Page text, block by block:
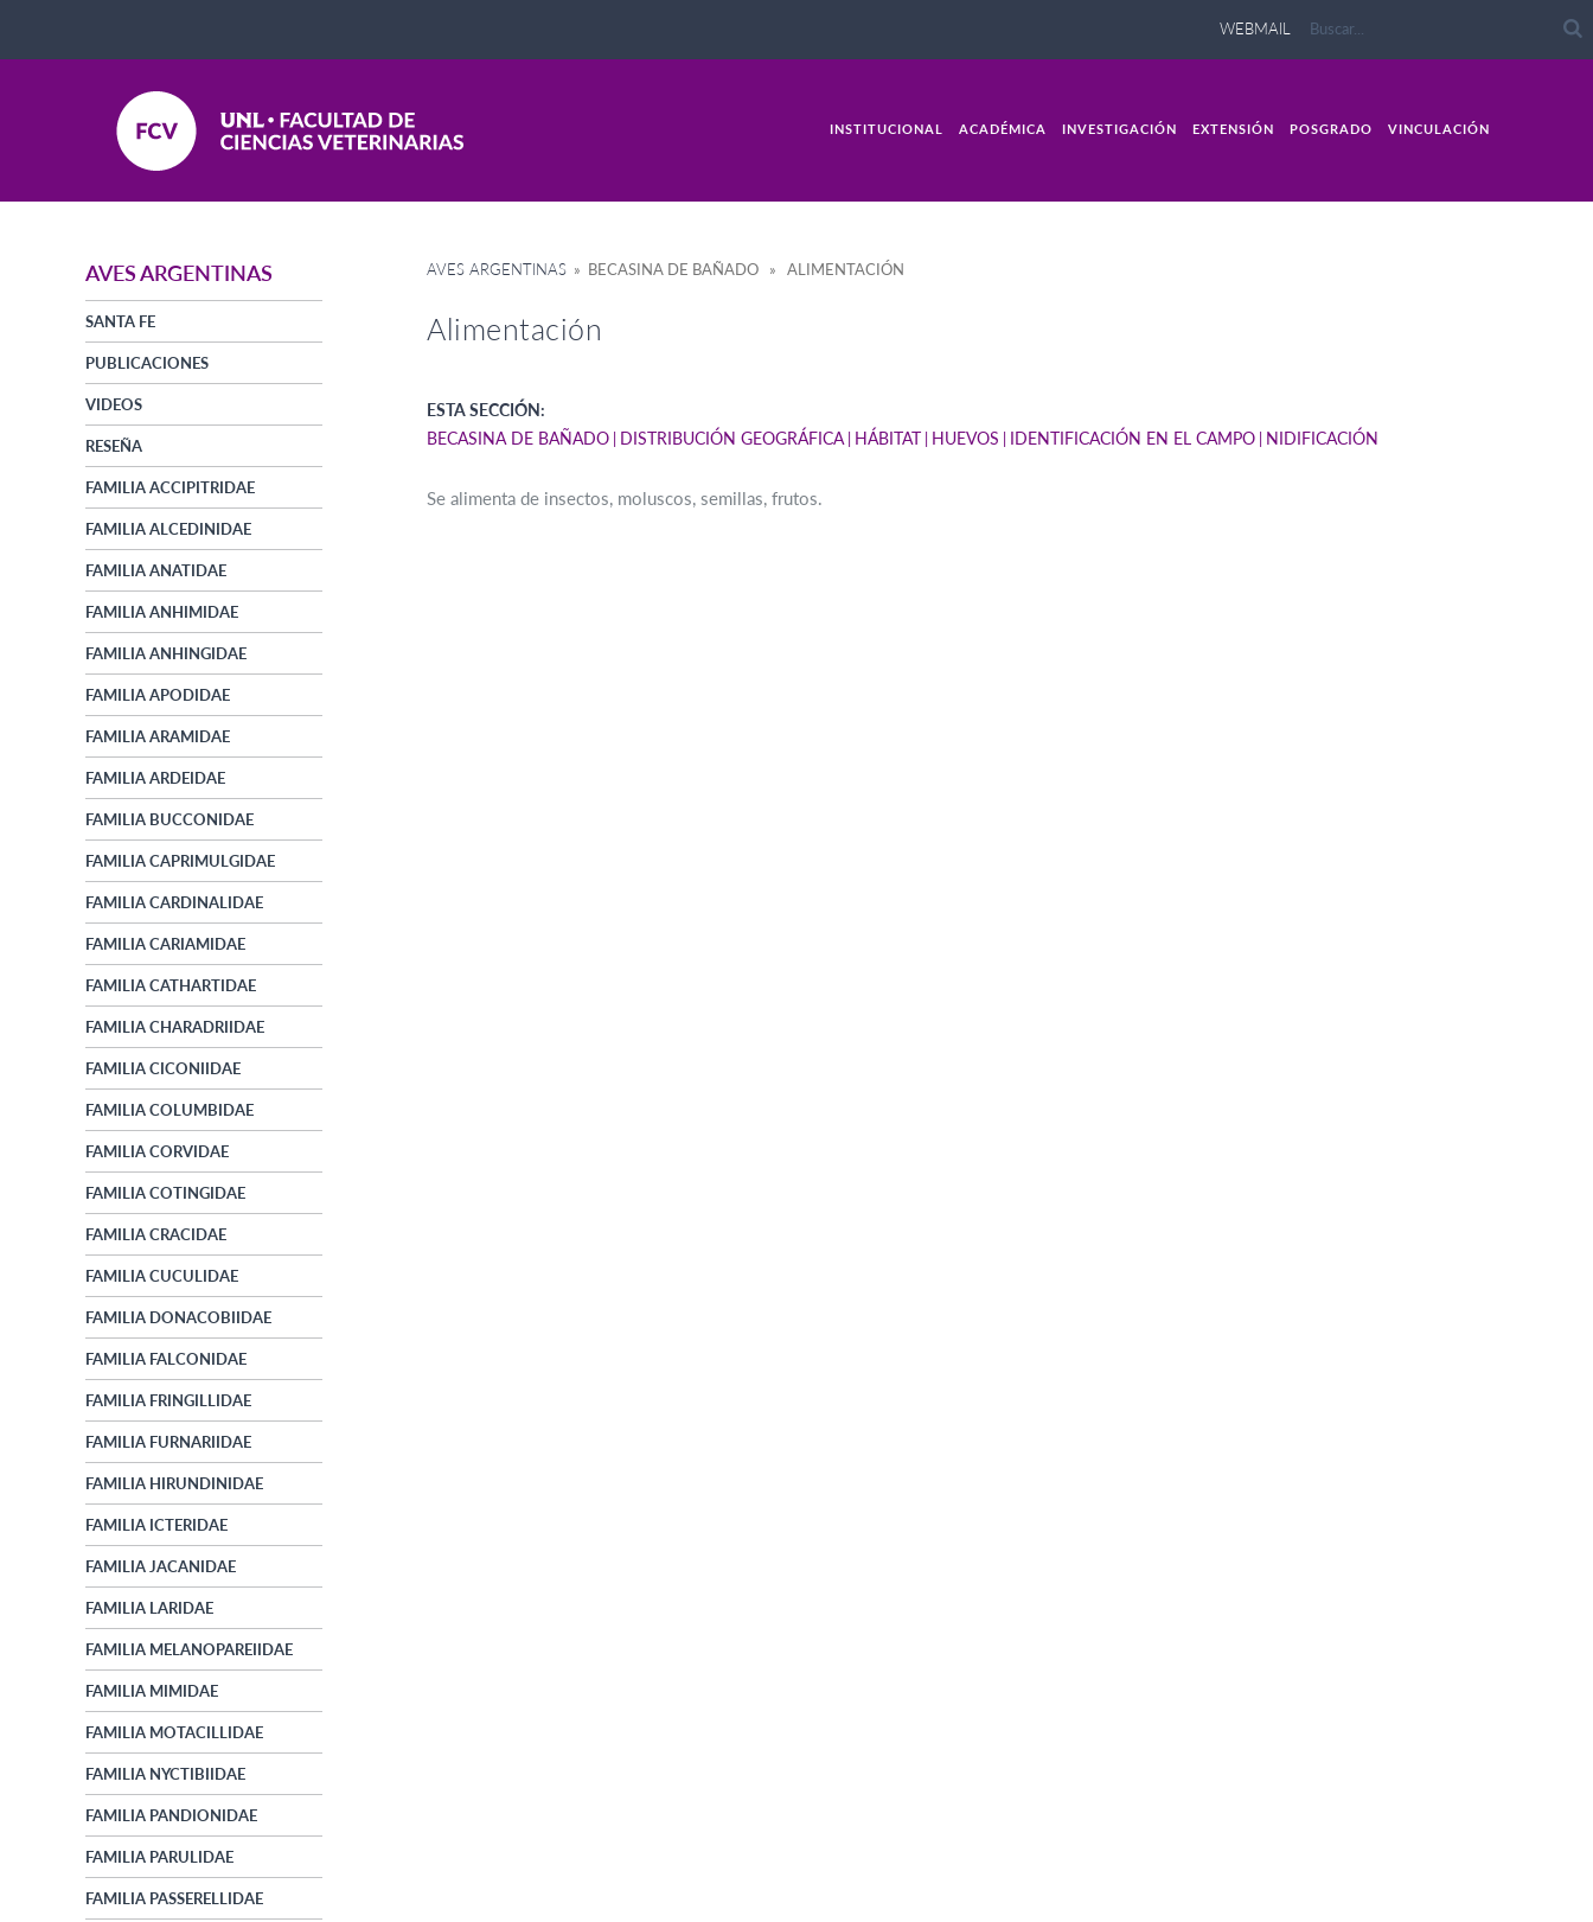
WEBMAIL
INSTITUCIONAL ACADÉMICA INVESTIGACIÓN EXTENSIÓN POSGRADO VINCULACIÓN
AVES ARGENTINAS
SANTA FE
PUBLICACIONES
VIDEOS
RESEÑA
FAMILIA ACCIPITRIDAE
FAMILIA ALCEDINIDAE
FAMILIA ANATIDAE
FAMILIA ANHIMIDAE
FAMILIA ANHINGIDAE
FAMILIA APODIDAE
FAMILIA ARAMIDAE
FAMILIA ARDEIDAE
FAMILIA BUCCONIDAE
FAMILIA CAPRIMULGIDAE
FAMILIA CARDINALIDAE
FAMILIA CARIAMIDAE
FAMILIA CATHARTIDAE
FAMILIA CHARADRIIDAE
FAMILIA CICONIIDAE
FAMILIA COLUMBIDAE
FAMILIA CORVIDAE
FAMILIA COTINGIDAE
FAMILIA CRACIDAE
FAMILIA CUCULIDAE
FAMILIA DONACOBIIDAE
FAMILIA FALCONIDAE
FAMILIA FRINGILLIDAE
FAMILIA FURNARIIDAE
FAMILIA HIRUNDINIDAE
FAMILIA ICTERIDAE
FAMILIA JACANIDAE
FAMILIA LARIDAE
FAMILIA MELANOPAREIIDAE
FAMILIA MIMIDAE
FAMILIA MOTACILLIDAE
FAMILIA NYCTIBIIDAE
FAMILIA PANDIONIDAE
FAMILIA PARULIDAE
FAMILIA PASSERELLIDAE
AVES ARGENTINAS » BECASINA DE BAÑADO » ALIMENTACIÓN
Alimentación
ESTA SECCIÓN:
BECASINA DE BAÑADO DISTRIBUCIÓN GEOGRÁFICA HÁBITAT HUEVOS IDENTIFICACIÓN EN EL CAMPO NIDIFICACIÓN
Se alimenta de insectos, moluscos, semillas, frutos.